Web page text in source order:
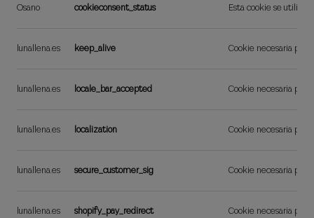
Osano cookieconsent_status Esta cookie se utiliza
lunallena.es keep_alive Cookie necesaria
lunallena.es locale_bar_accepted Cookie necesaria
lunallena.es localization Cookie necesaria
lunallena.es secure_customer_sig Cookie necesaria
lunallena.es shopify_pay_redirect Cookie necesaria